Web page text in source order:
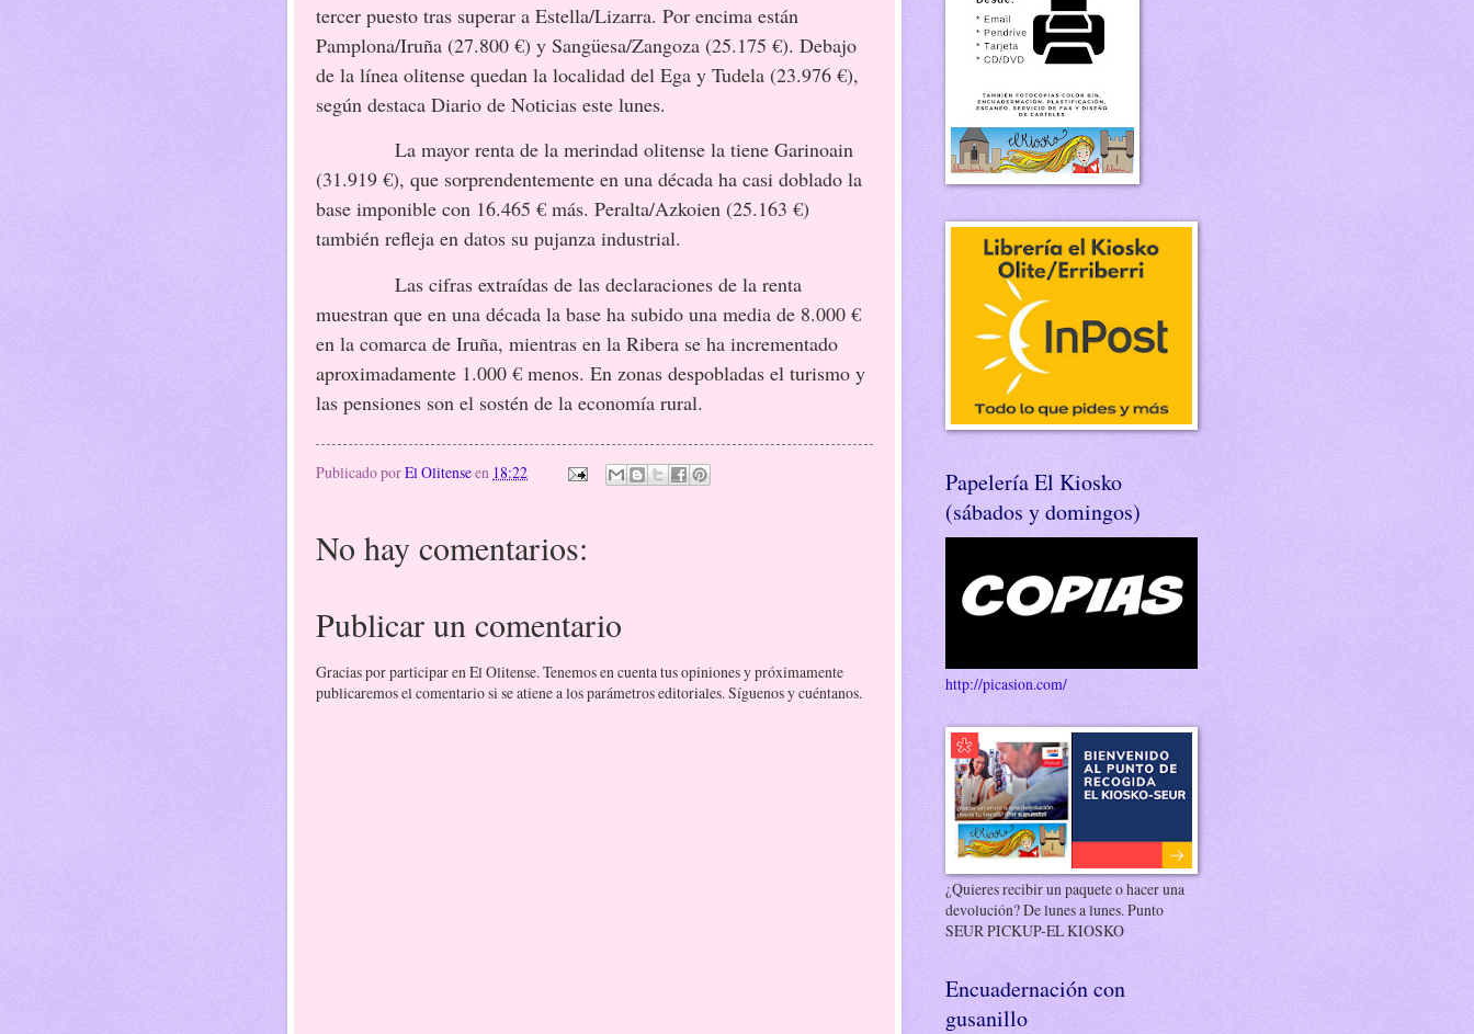
tercer puesto tras superar a Estella/Lizarra. Por encima están
Pamplona/Iruña (27.800 €) y Sangüesa/Zangoza (25.175 €). Debajo
de la línea olitense quedan la localidad del Ega y Tudela (23.976 €),
según destaca Diario de Noticias este lunes.
La mayor renta de la merindad olitense la tiene Garinoain
(31.919 €), que sorprendentemente en una década ha casi doblado la
base imponible con 16.465 € más. Peralta/Azkoien (25.163 €)
también refleja en datos su pujanza industrial.
Las cifras extraídas de las declaraciones de la renta
muestran que en una década la base ha subido una media de 8.000 €
en la comarca de Iruña, mientras en la Ribera se ha incrementado
aproximadamente 1.000 € menos. En zonas despobladas el turismo y
las pensiones son el sostén de la economía rural.
Publicado porEl Olitenseen 18:22
No hay comentarios:
Publicar un comentario
Gracias por participar en El Olitense. Tenemos en cuenta tus opiniones y próximamente
publicaremos el comentario si se atiene a los parámetros editoriales. Síguenos y cuéntanos.
Papelería El Kiosko
(sábados y domingos)
http://picasion.com/
¿Quieres recibir un paquete o hacer una
devolución? De lunes a lunes. Punto
SEUR PICKUP-EL KIOSKO
Encuadernación con
gusanillo